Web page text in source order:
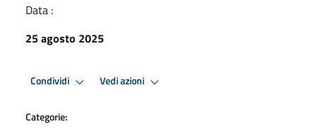
Data :
25 agosto 2025
Condividi Vedi azioni
Categorie: